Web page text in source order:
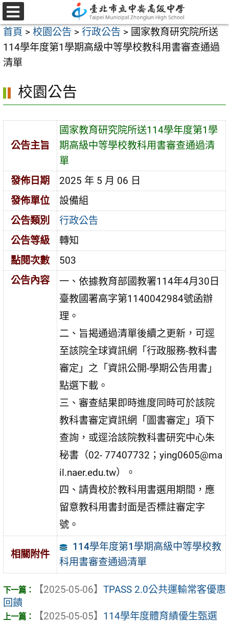
跳
至
主
要
內
區
選
單
首頁 > 校園公告 > 行政公告 > 國家教育研究院所送
114學年度第1學期高級中等學校教科用書審查通過
清單
校園公告
公告主旨
國家教育研究院所送114學年度第1學
期高級中等學校教科用書審查通過清
單
發佈日期
2025 年 5 月 06 日
發佈單位
設備組
公告類別
行政公告
公告等級
轉知
點閱次數
503
公告內容
一、依據教育部國教署114年4月30日
臺教國署高字第1140042984號函辦
理。
二、旨揭通過清單後續之更新，可逕
至該院全球資訊網「行政服務-教科書
審定」之「資訊公開-學期公告用書」
點選下載。
三、審查結果即時進度同時可於該院
教科書審定資訊網「圖書審定」項下
查詢，或逕洽該院教科書研究中心朱
秘書（02- 77407732；ying0605@ma
il.naer.edu.tw）。
四、請貴校於教科用書選用期間，應
留意教科用書封面是否標註審定字
號。
相關附件
114學年度第1學期高級中等學校教
科用書審查通過清單
【2025-05-06】 TPASS 2.0公共運輸常客優惠
回饋
【2025-05-05】 114學年度體育績優生甄選